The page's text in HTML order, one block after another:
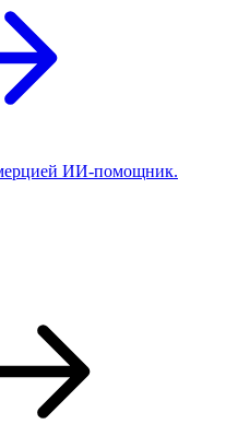
ИИ-помощник.